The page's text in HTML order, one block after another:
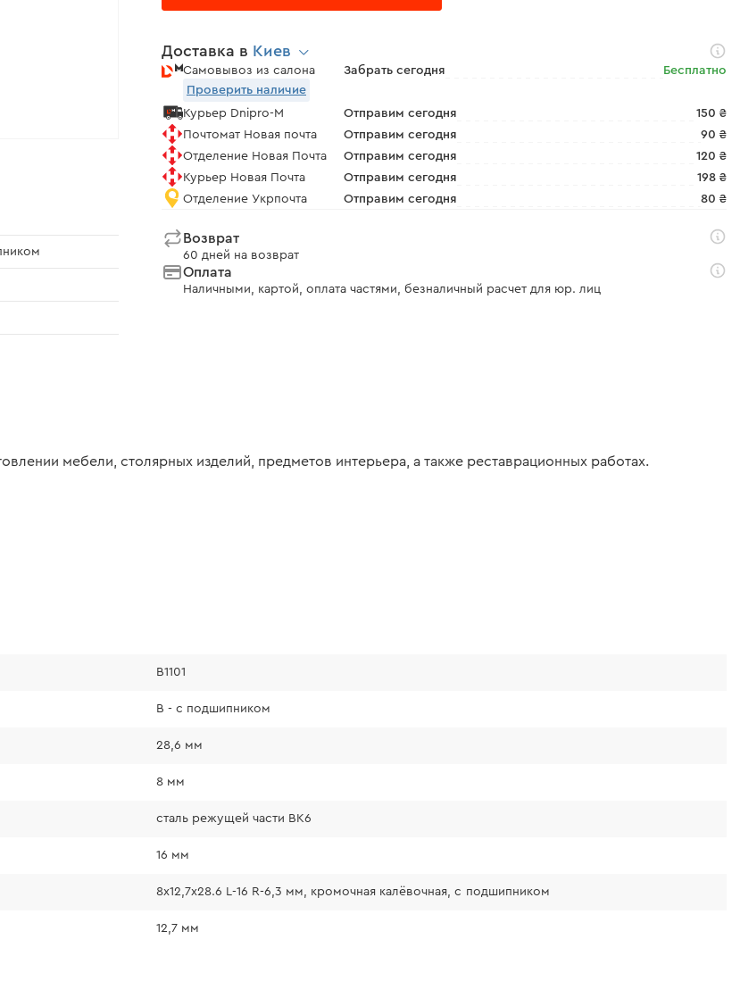
Доставка в Киев
Самовывоз из салона Забрать сегодня
Бесплатно
Проверить наличие
Курьер Dnipro-M
Отправим сегодня
150 ₴
Почтомат Новая почта
Отправим сегодня
90 ₴
Отделение Новая Почта
Отправим сегодня
120 ₴
Курьер Новая Почта
Отправим сегодня
198 ₴
Отделение Укрпочта
Отправим сегодня 80 ₴
Возврат
60 дней на возврат
Оплата
Наличными, картой, оплата частями, безналичный расчет для юр. лиц
мебели, столярных изделий, предметов интерьера, а также реставрационных работах.
В1101
В - с подшипником
28,6 мм
8 мм
сталь режущей части ВК6
16 мм
8x12,7х28.6 L-16 R-6,3 мм, кромочная калёвочная, с подшипником
12,7 мм